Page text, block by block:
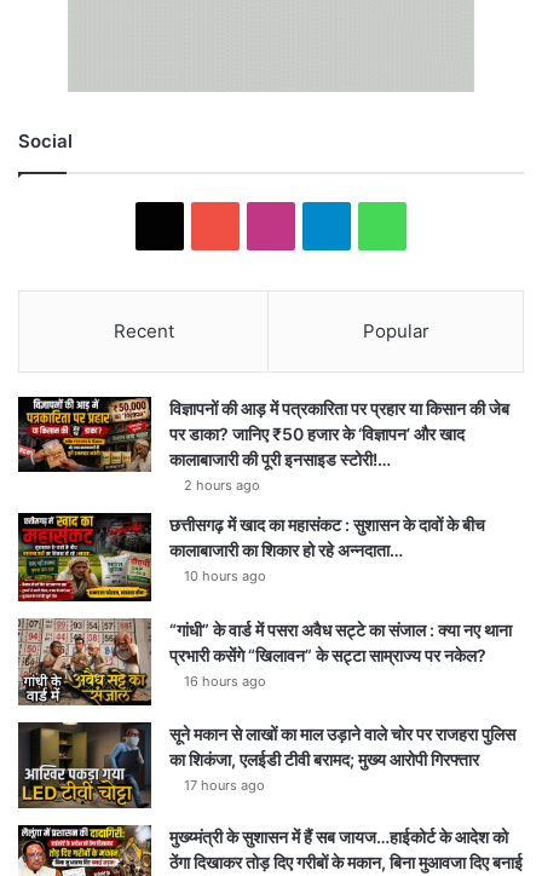
Social
Recent Popular
विज्ञापनों की आड़ में पत्रकारिता पर प्रहार या किसान की जेब
पर डाका? जानिए ₹50 हजार के ‘विज्ञापन’ और खाद
कालाबाजारी की पूरी इनसाइड स्टोरी!…
2 hours ago
छत्तीसगढ़ में खाद का महासंकट : सुशासन के दावों के बीच
कालाबाजारी का शिकार हो रहे अन्नदाता…
10 hours ago
“गांधी” के वार्ड में पसरा अवैध सट्टे का संजाल : क्या नए थाना
प्रभारी कसेंगे “खिलावन” के सट्टा साम्राज्य पर नकेल?
16 hours ago
सूने मकान से लाखों का माल उड़ाने वाले चोर पर राजहरा पुलिस
का शिकंजा, एलईडी टीवी बरामद; मुख्य आरोपी गिरफ्तार
17 hours ago
मुख्य्मंत्री के सुशासन में हैं सब जायज…हाईकोर्ट के आदेश को
ठेंगा दिखाकर तोड़ दिए गरीबों के मकान, बिना मुआवजा दिए बनाई